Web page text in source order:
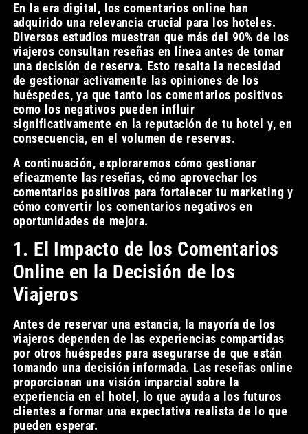
En la era digital, los comentarios online han
adquirido una relevancia crucial para los hoteles.
Diversos estudios muestran que más del 90% de los
viajeros consultan reseñas en línea antes de tomar
una decisión de reserva. Esto resalta la necesidad
de gestionar activamente las opiniones de los
huéspedes, ya que tanto los comentarios positivos
como los negativos pueden influir
significativamente en la reputación de tu hotel y, en
consecuencia, en el volumen de reservas.
A continuación, exploraremos cómo gestionar
eficazmente las reseñas, cómo aprovechar los
comentarios positivos para fortalecer tu marketing y
cómo convertir los comentarios negativos en
oportunidades de mejora.
1. El Impacto de los Comentarios
Online en la Decisión de los
Viajeros
Antes de reservar una estancia, la mayoría de los
viajeros dependen de las experiencias compartidas
por otros huéspedes para asegurarse de que están
tomando una decisión informada. Las reseñas online
proporcionan una visión imparcial sobre la
experiencia en el hotel, lo que ayuda a los futuros
clientes a formar una expectativa realista de lo que
pueden esperar.